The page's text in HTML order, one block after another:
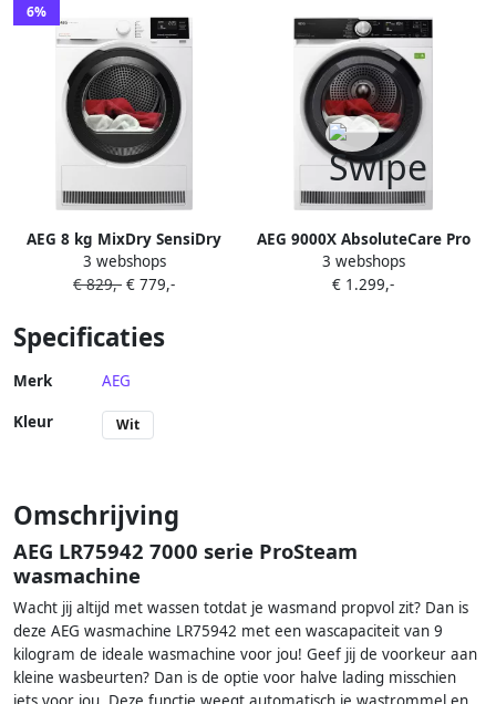
6%
AEG 8 kg MixDry SensiDry
PreciseDry 64 db 750 W
850x596x663 mm 47.8 kg Wit
3 webshops
€ 829,- € 779,-
AEG 9000X AbsoluteCare Pro
Warmtepomp Droger 9 kg
TR97MUNCHEN
3 webshops
€ 1.299,-
Specificaties
Merk AEG
Kleur Wit
Omschrijving
AEG LR75942 7000 serie ProSteam
wasmachine
Wacht jij altijd met wassen totdat je wasmand propvol zit? Dan is
deze AEG wasmachine LR75942 met een wascapaciteit van 9
kilogram de ideale wasmachine voor jou! Geef jij de voorkeur aan
kleine wasbeurten? Dan is de optie voor halve lading misschien